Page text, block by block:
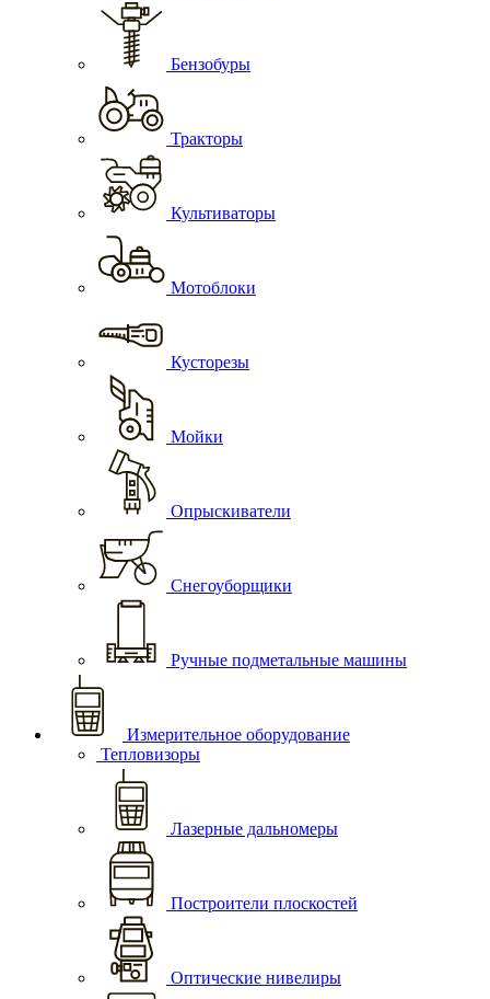
Бензобуры
Тракторы
Культиваторы
Мотоблоки
Кусторезы
Мойки
Опрыскиватели
Снегоуборщики
Ручные подметальные машины
Измерительное оборудование
Тепловизоры
Лазерные дальномеры
Построители плоскостей
Оптические нивелиры